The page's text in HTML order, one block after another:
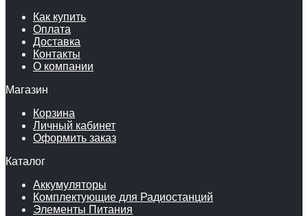
Как купить
Оплата
Доставка
Контакты
О компании
Магазин
Корзина
Личный кабинет
Оформить заказ
Каталог
Аккумуляторы
Комплектующие для Радиостанций
Элементы Питания